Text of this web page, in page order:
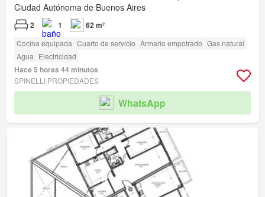
Ciudad Autónoma de Buenos Aires
2 1 62 m²
Cocina equipada Cuarto de servicio Armario empotrado Gas natural
Agua Electricidad
Hace 5 horas 44 minutos
SPINELLI PROPIEDADES
WhatsApp